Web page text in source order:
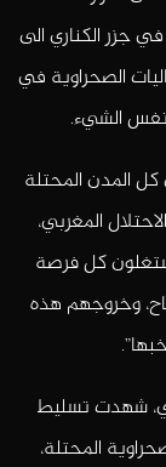
جزر الكناري الى
الصحراوية في
نفس الشيء.
المدن المحتلة
المغربي،
كل فرصة
وخروجهم هذه
الصحراوي، شهدت تسليط
المحتلة،